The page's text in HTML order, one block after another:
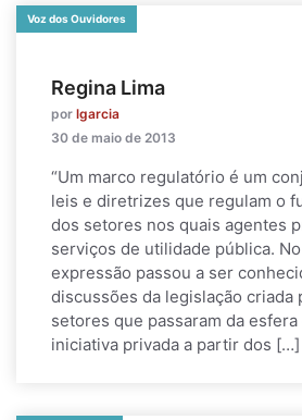
Voz dos Ouvidores
Regina Lima
por lgarcia
30 de maio de 2013
“Um marco regulatório é um
leis e diretrizes que regulam o
dos setores nos quais agentes
serviços de utilidade pública.
expressão passou a ser
discussões da legislação criada
setores que passaram da esfera
iniciativa privada a partir dos […]